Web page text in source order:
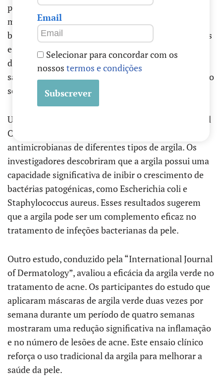
práticas tradicionais ao longo dos séculos, a ciência
moderna também tem investigado os seus
benefícios terapêuticos. Diversos estudos científicos
e ensaios clínicos recentes têm explorado a eficácia
da argila no tratamento de várias condições de
saúde, oferecendo uma base científica robusta para o
seu uso contínuo.
Um estudo notável publicado no “Journal of Applied
Clay Science” examinou as propriedades
antimicrobianas de diferentes tipos de argila. Os
investigadores descobriram que a argila possui uma
capacidade significativa de inibir o crescimento de
bactérias patogénicas, como Escherichia coli e
Staphylococcus aureus. Esses resultados sugerem
que a argila pode ser um complemento eficaz no
tratamento de infeções bacterianas da pele.
Outro estudo, conduzido pela “International Journal
of Dermatology”, avaliou a eficácia da argila verde no
tratamento de acne. Os participantes do estudo que
aplicaram máscaras de argila verde duas vezes por
semana durante um período de quatro semanas
mostraram uma redução significativa na inflamação
e no número de lesões de acne. Este ensaio clínico
reforça o uso tradicional da argila para melhorar a
saúde da pele.
Email
Selecionar para concordar com os
nossos termos e condições